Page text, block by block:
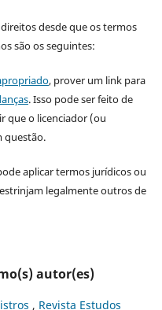
desde que os termos
são os seguintes:
, prover um link para
. Isso pode ser feito de
que o licenciador (ou
questão.
aplicar termos jurídicos ou
legalmente outros de
autor(es)
, Revista Estudos